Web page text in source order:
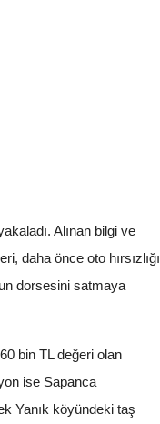
Alınan bilgi ve
daha önce oto hırsızlığı
dorsesini satmaya
bin TL değeri olan
ise Sapanca
Yanık köyündeki taş